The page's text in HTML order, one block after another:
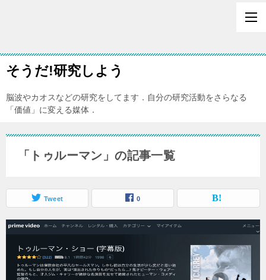
そうだ!研究しよう
脳波やカオスなどの研究をしてます．自分の研究活動をさらなる
「価値」に変える媒体．
「トゥルーマン」の記事一覧
Tweet 0